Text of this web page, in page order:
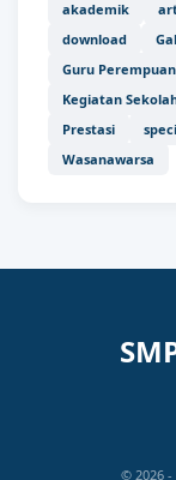
akademik
download
Guru Perempuan
Kegiatan
Prestasi
Wasanawarsa
© 2026